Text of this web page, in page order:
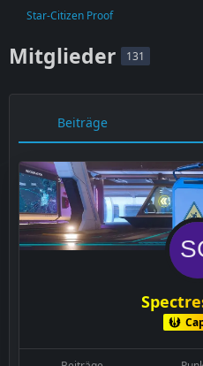
Star-Citizen Proof
Mitglieder 131
Beiträge